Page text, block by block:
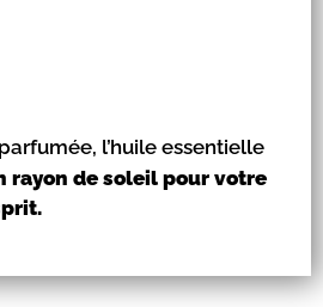
l’huile essentielle
rayon de soleil pour votre